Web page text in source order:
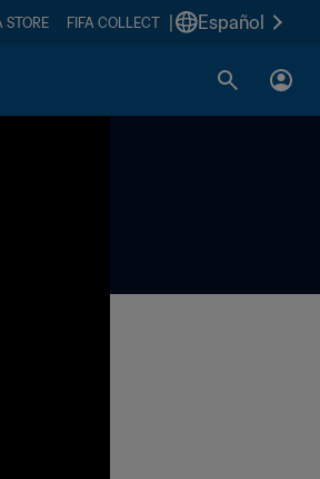
STORE FIFA COLLECT Español